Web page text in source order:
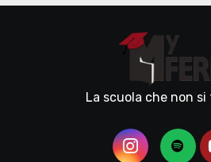
La scuola che non